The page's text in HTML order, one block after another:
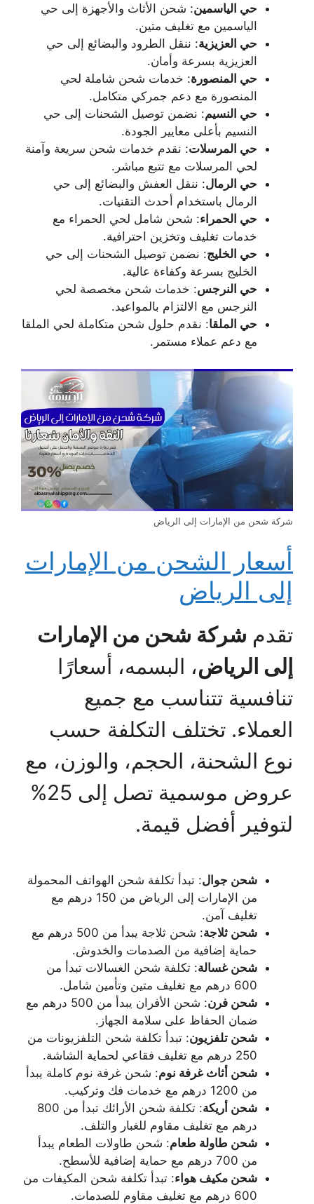
حي الياسمين: شحن الأثاث والأجهزة إلى حي
الياسمين مع تغليف متين.
حي العزيزية: ننقل الطرود والبضائع إلى حي
العزيزية بسرعة وأمان.
حي المنصورة: خدمات شحن شاملة لحي
المنصورة مع دعم جمركي متكامل.
حي النسيم: نضمن توصيل الشحنات إلى حي
النسيم بأعلى معايير الجودة.
حي المرسلات: نقدم خدمات شحن سريعة وآمنة
لحي المرسلات مع تتبع مباشر.
حي الرمال: ننقل العفش والبضائع إلى حي
الرمال باستخدام أحدث التقنيات.
حي الحمراء: شحن شامل لحي الحمراء مع
خدمات تغليف وتخزين احترافية.
حي الخليج: نضمن توصيل الشحنات إلى حي
الخليج بسرعة وكفاءة عالية.
حي النرجس: خدمات شحن مخصصة لحي
النرجس مع الالتزام بالمواعيد.
حي الملقا: نقدم حلول شحن متكاملة لحي الملقا
مع دعم عملاء مستمر.
شركة شحن من الإمارات إلى الرياض
أسعار الشحن من الإمارات
إلى الرياض
تقدم شركة شحن من الإمارات
إلى الرياض، البسمه، أسعارًا
تنافسية تتناسب مع جميع
العملاء. تختلف التكلفة حسب
نوع الشحنة، الحجم، والوزن، مع
عروض موسمية تصل إلى 25%
لتوفير أفضل قيمة.
شحن جوال: تبدأ تكلفة شحن الهواتف المحمولة
من الإمارات إلى الرياض من 150 درهم مع
تغليف آمن.
شحن ثلاجة
: شحن ثلاجة يبدأ من 500 درهم مع
حماية إضافية من الصدمات والخدوش.
شحن غسالة: تكلفة شحن الغسالات تبدأ من
600 درهم مع تغليف متين وتأمين شامل.
شحن فرن
: شحن الأفران يبدأ من 500 درهم مع
ضمان الحفاظ على سلامة الجهاز.
شحن تلفزيون: تبدأ تكلفة شحن التلفزيونات من
250 درهم مع تغليف فقاعي لحماية الشاشة.
شحن أثاث غرفة نوم: شحن غرفة نوم كاملة يبدأ
من 1200 درهم مع خدمات فك وتركيب.
شحن أريكة
: تكلفة شحن الأرائك تبدأ من 800
درهم مع تغليف مقاوم للغبار والتلف.
شحن طاولة طعام: شحن طاولات الطعام يبدأ
من 700 درهم مع حماية إضافية للأسطح.
شحن مكيف هواء: تبدأ تكلفة شحن المكيفات من
600 درهم مع تغليف مقاوم للصدمات.